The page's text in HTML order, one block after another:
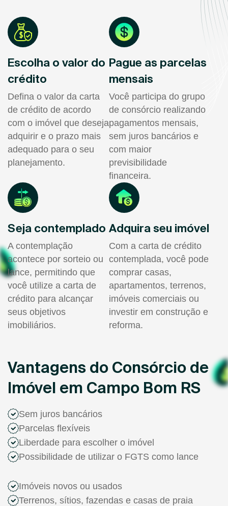
Escolha o valor do
crédito
Defina o valor da carta
de crédito de acordo
com o imóvel que deseja
adquirir e o prazo mais
adequado para o seu
planejamento.
Pague as parcelas
mensais
Você participa do grupo
de consórcio realizando
pagamentos mensais,
sem juros bancários e
com maior
previsibilidade
financeira.
Seja contemplado
A contemplação
acontece por sorteio ou
lance, permitindo que
você utilize a carta de
crédito para alcançar
seus objetivos
imobiliários.
Adquira seu imóvel
Com a carta de crédito
contemplada, você pode
comprar casas,
apartamentos, terrenos,
imóveis comerciais ou
investir em construção e
reforma.
Vantagens do Consórcio de
Imóvel em Campo Bom RS
Sem juros bancários
Parcelas flexíveis
Liberdade para escolher o imóvel
Possibilidade de utilizar o FGTS como lance
Imóveis novos ou usados
Terrenos, sítios, fazendas e casas de praia